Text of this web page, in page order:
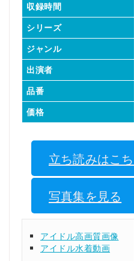
収録時間
シリーズ
ジャンル
出演者
品番
価格
立ち読みはこ
写真集を見る
アイドル高画質画像
アイドル水着動画